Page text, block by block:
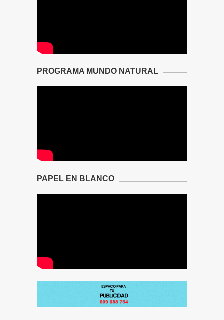
PROGRAMA MUNDO NATURAL
PAPEL EN BLANCO